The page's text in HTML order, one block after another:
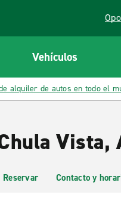
Vehículos
alquiler de autos en todo el
Vista,
Reservar Contacto y